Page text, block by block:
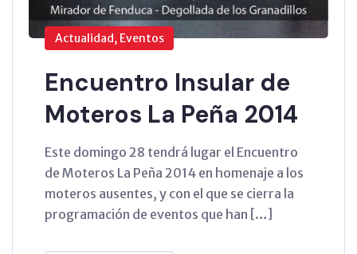
Actualidad, Eventos
Encuentro Insular de
Moteros La Peña 2014
Este domingo 28 tendrá lugar el Encuentro
de Moteros La Peña 2014 en homenaje a los
moteros ausentes, y con el que se cierra la
programación de eventos que han […]